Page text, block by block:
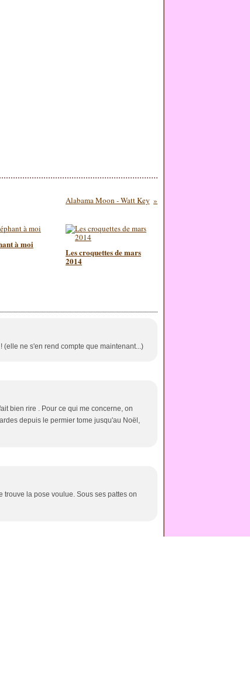
Alabama Moon - Watt Key
à moi
Les croquettes de mars
2014
ne s'en rend compte que maintenant...)
bien rire . Pour ce qui me concerne, on
depuis le permier tome jusqu'au Noël,
la pose voulue. Sous ses pattes on